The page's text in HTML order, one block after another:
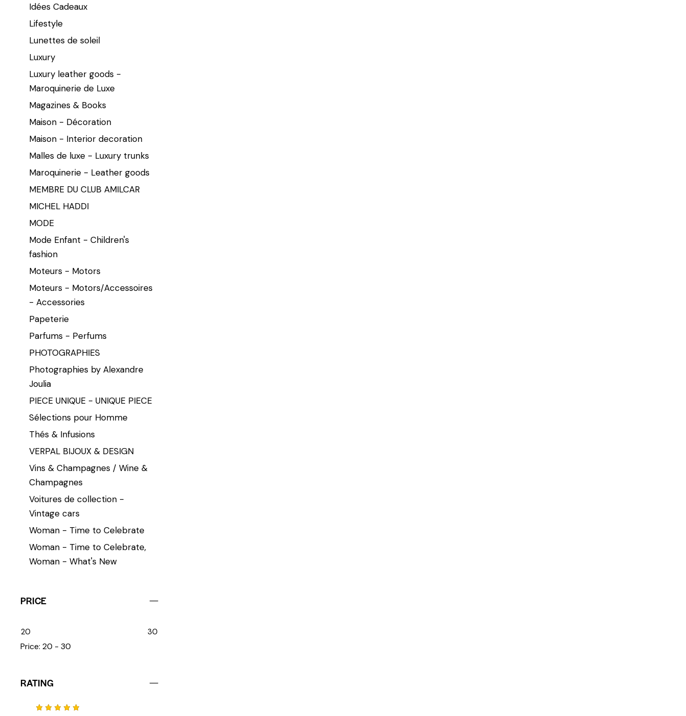
Idées Cadeaux
Lifestyle
Lunettes de soleil
Luxury
Luxury leather goods -
Maroquinerie de Luxe
Magazines & Books
Maison - Décoration
Maison - Interior decoration
Malles de luxe - Luxury trunks
Maroquinerie - Leather goods
MEMBRE DU CLUB AMILCAR
MICHEL HADDI
MODE
Mode Enfant - Children's
fashion
Moteurs - Motors
Moteurs - Motors/Accessoires
- Accessories
Papeterie
Parfums - Perfums
PHOTOGRAPHIES
Photographies by Alexandre
Joulia
PIECE UNIQUE - UNIQUE PIECE
Sélections pour Homme
Thés & Infusions
VERPAL BIJOUX & DESIGN
Vins & Champagnes / Wine &
Champagnes
Voitures de collection -
Vintage cars
Woman - Time to Celebrate
Woman - Time to Celebrate,
Woman - What's New
PRICE
20 30
Price: 20 - 30
RATING